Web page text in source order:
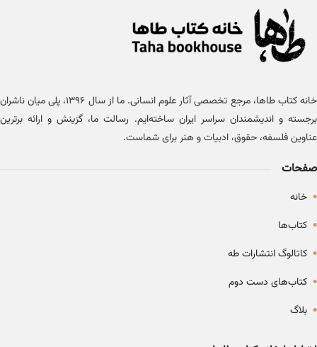
خانه کتاب طاها، مرجع تخصصی آثار علوم انسانی. ما از سال ۱۳۹۶، پلی میان ناشران
برجسته و اندیشمندان سراسر ایران ساخته‌ایم. رسالت ما، گزینش و ارائه برترین
عناوین فلسفه، حقوق، ادبیات و هنر برای شماست.
صفحات
• خانه
• کتاب‌ها
• کاتالوگ انتشارات طه
• کتاب‌های دست دوم
• بلاگ